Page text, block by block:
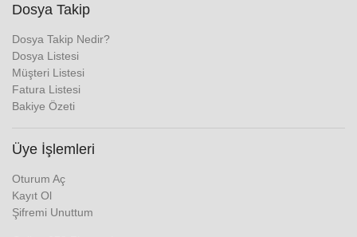
Dosya Takip
Dosya Takip Nedir?
Dosya Listesi
Müşteri Listesi
Fatura Listesi
Bakiye Özeti
Üye İşlemleri
Oturum Aç
Kayıt Ol
Şifremi Unuttum